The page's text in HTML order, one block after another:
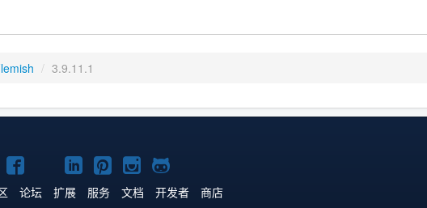
/ 3.9.11.1
Facebook
主
YouTube
主
LinkedIn
主
Pinterest
主
Instagram
主
GitHub
主
论坛 扩展 服务 文档 开发者 商店